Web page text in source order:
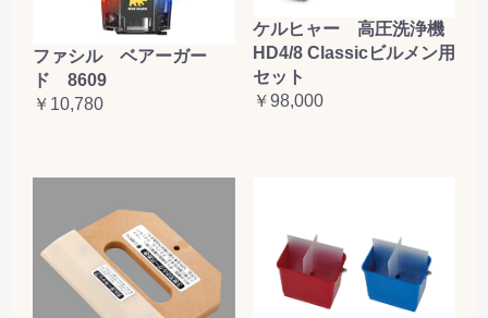
ファシル ベアーガー
ド 8609
￥10,780
ケルヒャー 高圧洗浄機
HD4/8 Classicビルメン用
セット
￥98,000